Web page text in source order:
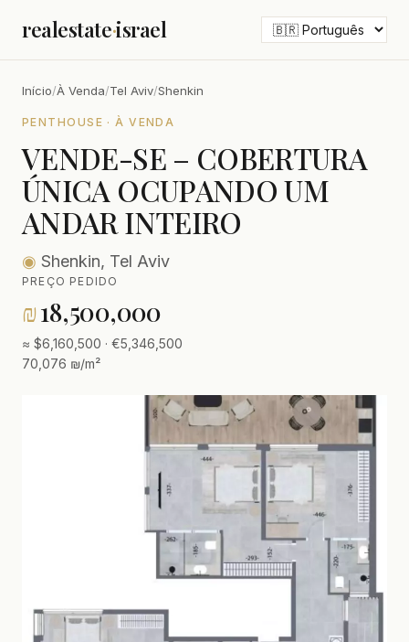
realestate·israel
Início/À Venda/Tel Aviv/Shenkin
PENTHOUSE · À VENDA
VENDE-SE – COBERTURA
ÚNICA OCUPANDO UM
ANDAR INTEIRO
◉ Shenkin, Tel Aviv
PREÇO PEDIDO
₪18,500,000
≈ $6,160,500 · €5,346,500
70,076 ₪/m²